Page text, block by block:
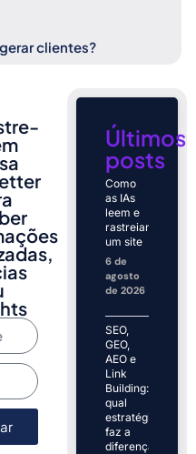
clientes?
Últimos
posts
Como
as IAs
leem e
rastreiam
um site
6 de
agosto
de 2026
SEO,
GEO,
AEO e
Link
Building:
qual
estratégia
faz a
diferença?